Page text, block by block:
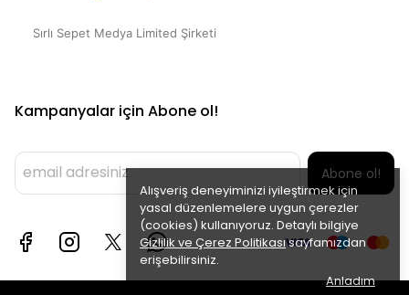
Alışveriş deneyiminizi iyileştirmek için
yasal düzenlemelere uygun çerezler
(cookies) kullanıyoruz. Detaylı bilgiye
Gizlilik ve Çerez Politikasısayfamızdan
erişebilirsiniz.
Anladım
Sırlı Sepet Medya Limited Şirketi
Kampanyalar için Abone ol!
Abone ol!